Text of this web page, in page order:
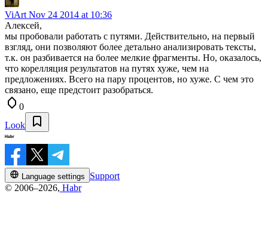
ViArt Nov 24 2014 at 10:36
Алексей,
мы пробовали работать с путями. Действительно, на первый
взгляд, они позволяют более детально анализировать тексты,
т.к. он разбивается на более мелкие фрагменты. Но, оказалось,
что корелляция результатов на путях хуже, чем на
предложениях. Всего на пару процентов, но хуже. С чем это
связано, еще предстоит разобраться.
0
Look
Language settings
Support
© 2006–2026, Habr